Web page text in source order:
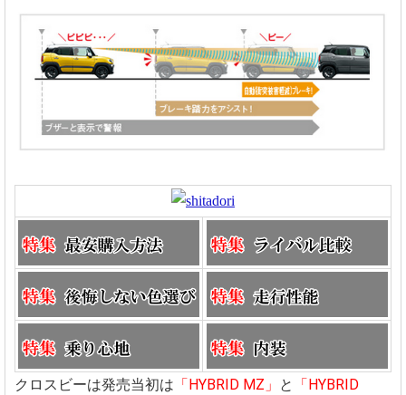
クロスビーは発売当初は 「HYBRID MZ」 と
「HYBRID